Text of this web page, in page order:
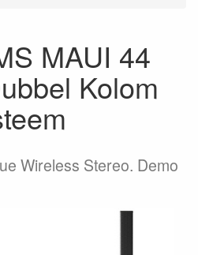
MAUI 44
Kolom
Wireless Stereo. Demo